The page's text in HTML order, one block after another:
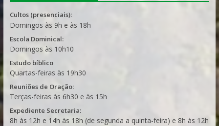
Cultos (presenciais):
Domingos às 9h e às 18h
Escola Dominical:
Domingos às 10h10
Estudo bíblico
Quartas-feiras às 19h30
Reuniões de Oração:
Terças-feiras às 6h30 e às 15h
Expediente Secretaria:
8h às 12h e 14h às 18h (de segunda a quinta-feira) e 8h às 12h